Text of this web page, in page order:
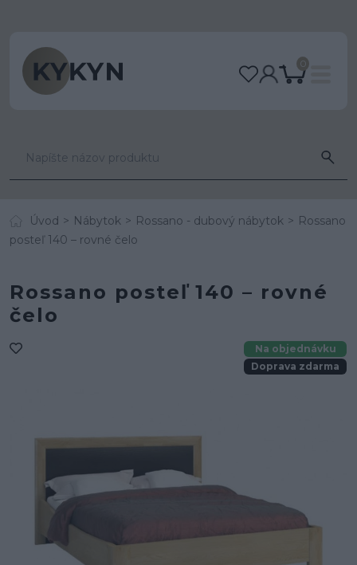
0
Úvod Nábytok Rossano - dubový nábytok
Rossano
posteľ 140 – rovné čelo
Rossano posteľ 140 – rovné
čelo
Na objednávku
Doprava zdarma